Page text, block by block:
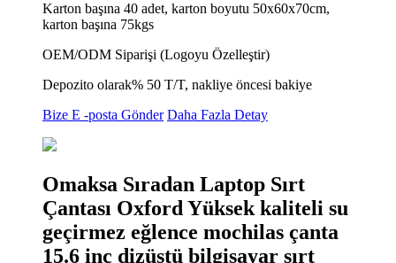
Karton başına 40 adet, karton boyutu 50x60x70cm,
karton başına 75kgs
OEM/ODM Siparişi (Logoyu Özelleştir)
Depozito olarak% 50 T/T, nakliye öncesi bakiye
Bize E -posta Gönder Daha Fazla Detay
Omaksa Sıradan Laptop Sırt
Çantası Oxford Yüksek kaliteli su
geçirmez eğlence mochilas çanta
15.6 inç dizüstü bilgisayar sırt